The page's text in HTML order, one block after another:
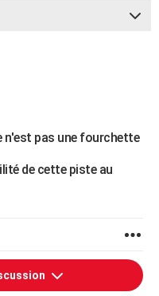
n'est pas une fourchette
de cette piste au